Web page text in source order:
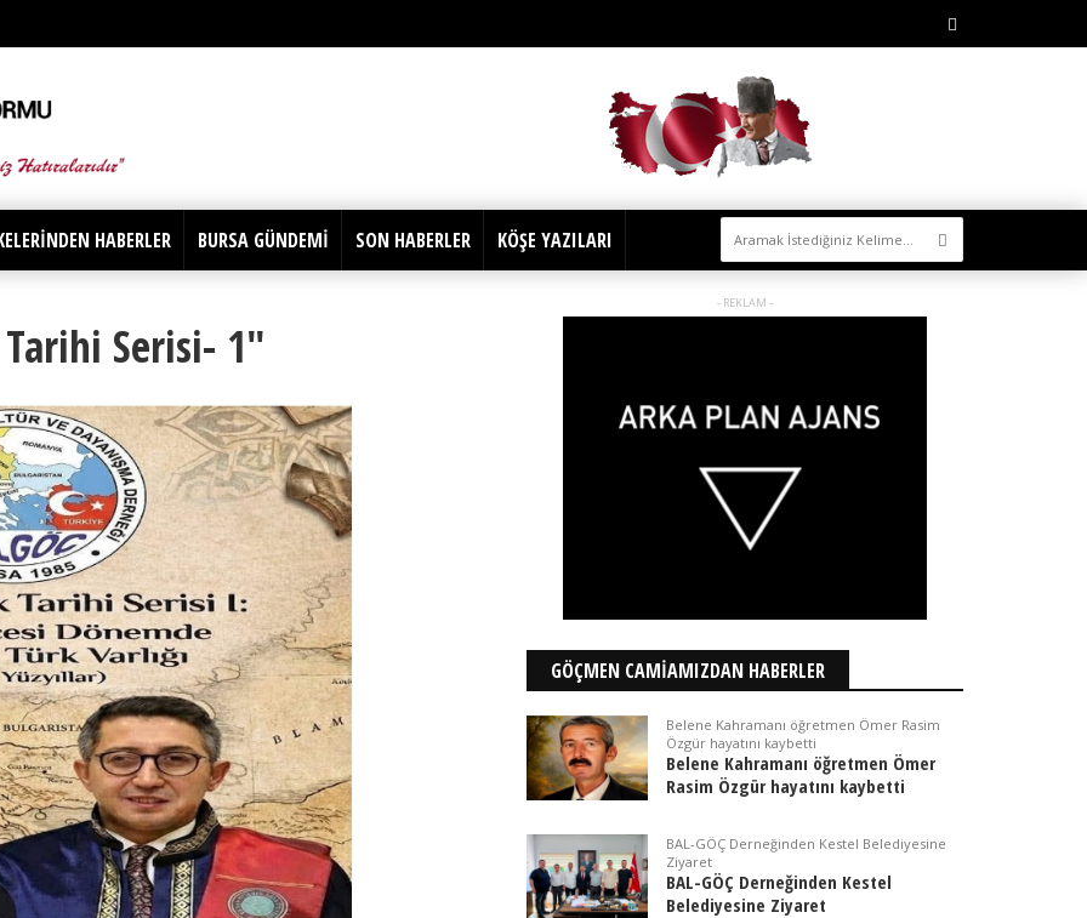
HABERLER BURSA GÜNDEMİ SON HABERLER KÖŞE YAZILARI
Serisi- 1"
- REKLAM -
GÖÇMEN CAMİAMIZDAN HABERLER
Belene Kahramanı öğretmen Ömer Rasim
Özgür hayatını kaybetti
Belene Kahramanı öğretmen Ömer
Rasim Özgür hayatını kaybetti
BAL-GÖÇ Derneğinden Kestel Belediyesine
Ziyaret
BAL-GÖÇ Derneğinden Kestel
Belediyesine Ziyaret